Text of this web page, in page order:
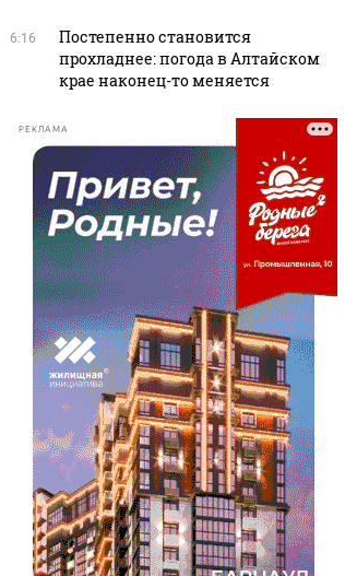
6:16
Постепенно становится
прохладнее: погода в Алтайском
крае наконец-то меняется
РЕКЛАМА